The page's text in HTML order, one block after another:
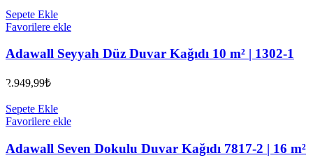
Sepete Ekle
Favorilere ekle
Adawall Seyyah Düz Duvar Kağıdı 10 m² | 1302-1
2.949,99₺
Sepete Ekle
Favorilere ekle
Adawall Seven Dokulu Duvar Kağıdı 7817-2 | 16 m²